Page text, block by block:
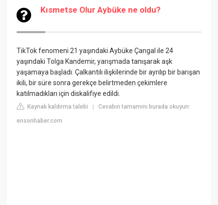
Kısmetse Olur Aybüke ne oldu?
TikTok fenomeni 21 yaşındaki Aybüke Çangal ile 24
yaşındaki Tolga Kandemir, yarışmada tanışarak aşk
yaşamaya başladı. Çalkantılı ilişkilerinde bir ayrılıp bir barışan
ikili, bir süre sonra gerekçe belirtmeden çekimlere
katılmadıkları için diskalifiye edildi.
Kaynak kaldırma talebi |Cevabın tamamını burada okuyun:
ensonhaber.com